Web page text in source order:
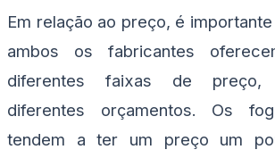
Em relação ao preço, é
ambos os fabricantes
diferentes faixas de preço,
diferentes orçamentos. Os
tendem a ter um preço um